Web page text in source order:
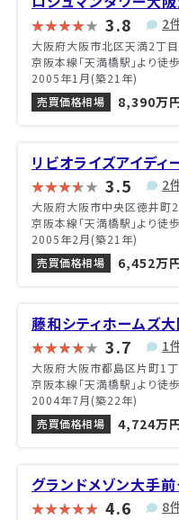
3.8 2
大阪府大阪市北区天満2丁
京阪本線「天満橋駅」より徒
2005年1月(築21年)
売買価格相場
8,390万
リビオライズアイディ
3.5 2
大阪府大阪市中央区徳井町
京阪本線「天満橋駅」より徒
2005年2月(築21年)
売買価格相場
6,452万
藤和シティホームズ
3.7 1
大阪府大阪市都島区片町1
京阪本線「天満橋駅」より徒
2004年7月(築22年)
売買価格相場
4,724万
グランドメゾン大手
4.6 8